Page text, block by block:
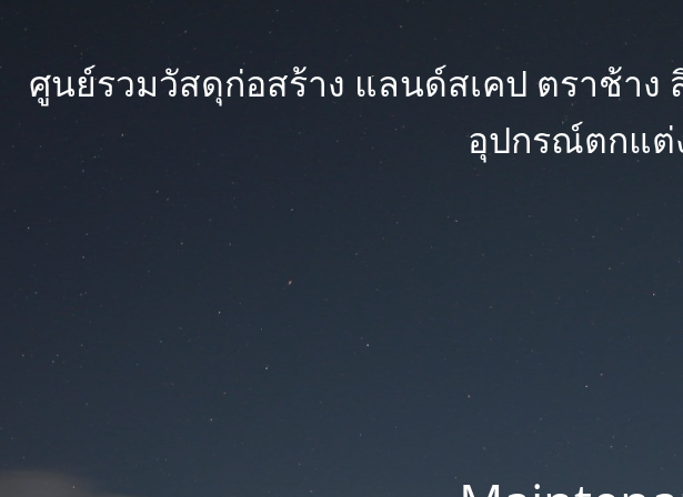
ศูนย์รวมวัสดุก่อสร้าง แลนด์สเคป ตราช้าง
อุปกรณ์ตกแต่